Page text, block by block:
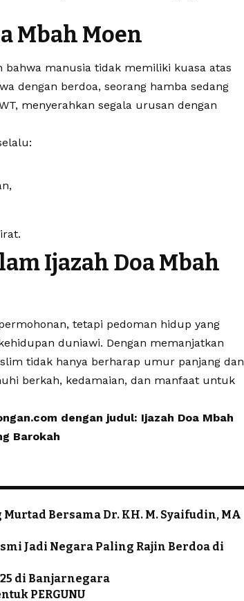
Mbah Moen
manusia tidak memiliki kuasa atas
dengan berdoa, seorang hamba sedang
menyerahkan segala urusan dengan
Ijazah Doa Mbah
tetapi pedoman hidup yang
duniawi. Dengan memanjatkan
tidak hanya berharap umur panjang dan
berkah, kedamaian, dan manfaat untuk
dengan judul: Ijazah Doa Mbah
Barokah
Bersama Dr. KH. M. Syaifudin, MA
Jadi Negara Paling Rajin Berdoa di
di Banjarnegara
PERGUNU